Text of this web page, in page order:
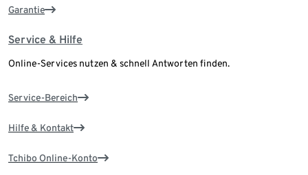
Garantie
Service & Hilfe
Online-Services nutzen & schnell Antworten finden.
Service-Bereich
Hilfe & Kontakt
Tchibo Online-Konto